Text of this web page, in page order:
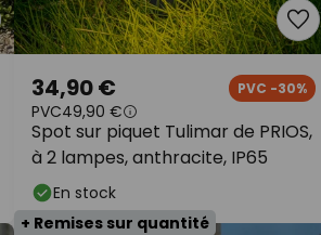
Spot sur piquet Tulimar de PRIOS,
à 2 lampes, anthracite, IP65
34,90 € PVC -30%
PVC49,90 €
En stock
+ Remises sur quantité